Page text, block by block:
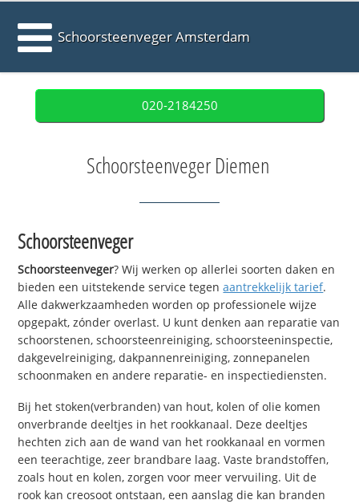
Schoorsteenveger Amsterdam
020-2184250
Schoorsteenveger Diemen
Schoorsteenveger
Schoorsteenveger? Wij werken op allerlei soorten daken en
bieden een uitstekende service tegenaantrekkelijk tarief.
Alle dakwerkzaamheden worden op professionele wijze
opgepakt, zónder overlast. U kunt denken aan reparatie van
schoorstenen, schoorsteenreiniging, schoorsteeninspectie,
dakgevelreiniging, dakpannenreiniging, zonnepanelen
schoonmaken en andere reparatie- en inspectiediensten.
Bij het stoken(verbranden) van hout, kolen of olie komen
onverbrande deeltjes in het rookkanaal. Deze deeltjes
hechten zich aan de wand van het rookkanaal en vormen
een teerachtige, zeer brandbare laag. Vaste brandstoffen,
zoals hout en kolen, zorgen voor meer vervuiling. Uit de
rook kan creosoot ontstaan, een aanslag die kan branden